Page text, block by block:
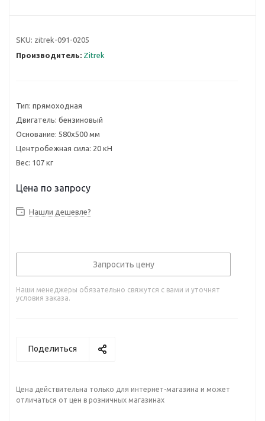
SKU: zitrek-091-0205
Производитель: Zitrek
Тип: прямоходная
Двигатель: бензиновый
Основание: 580x500 мм
Центробежная сила: 20 кН
Вес: 107 кг
Нашли дешевле?
Запросить цену
Наши менеджеры обязательно свяжутся с вами и уточнят
условия заказа.
Поделиться
Цена действительна только для интернет-магазина и может
отличаться от цен в розничных магазинах